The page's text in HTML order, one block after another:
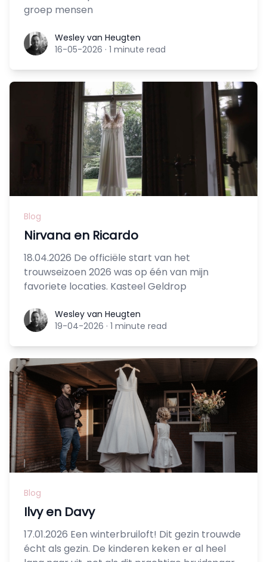
groep mensen
Wesley van Heugten
Wesley van Heugten
16-05-2026 · 1 minute read
Blog
Nirvana en Ricardo
18.04.2026 De officiële start van het
trouwseizoen 2026 was op één van mijn
favoriete locaties. Kasteel Geldrop
Wesley van Heugten
Wesley van Heugten
19-04-2026 · 1 minute read
Blog
Ilvy en Davy
17.01.2026 Een winterbruiloft! Dit gezin trouwde
écht als gezin. De kinderen keken er al heel